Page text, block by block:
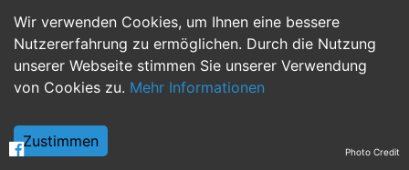
Wir verwenden Cookies, um Ihnen eine bessere
Nutzererfahrung zu ermöglichen. Durch die Nutzung
unserer Webseite stimmen Sie unserer Verwendung
von Cookies zu. Mehr Informationen
Zustimmen
Personalwesen Assistenz, Sekretariat
Hilfskräfte, Aushilfs- und Nebenjobs
Weiterbildung, Studium, duale Ausbildung Photo Credit